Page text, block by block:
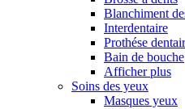
Blanchiment
Interdentaire
Prothése
Bain de bouche
Afficher plus
Soins des yeux
Masques yeux